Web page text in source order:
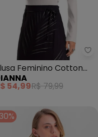
- Blusão Estampado
Feminino Cotton
Longa (Bege)
54,99R$ 79,99